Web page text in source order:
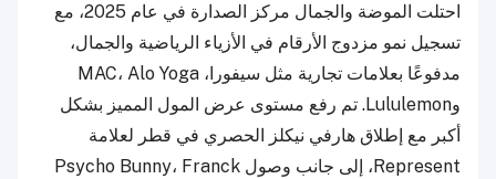
احتلت الموضة والجمال مركز الصدارة في عام 2025، مع
تسجيل نمو مزدوج الأرقام في الأزياء الرياضية والجمال،
مدفوعًا بعلامات تجارية مثل سيفورا، MAC، Alo Yoga
وLululemon. تم رفع مستوى عرض المول المميز بشكل
أكبر مع إطلاق هارفي نيكلز الحصري في قطر لعلامة
Represent، إلى جانب وصول Psycho Bunny، Franck